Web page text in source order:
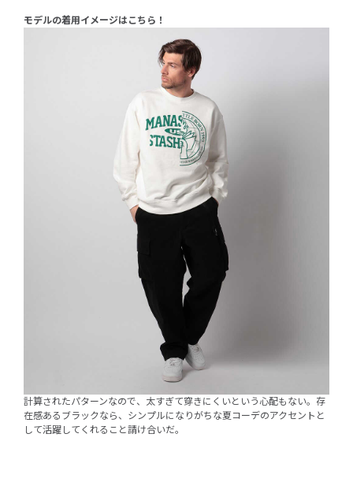
モデルの着用イメージはこちら！
計算されたパターンなので、太すぎて穿きにくいという心配もない。存
在感あるブラックなら、シンプルになりがちな夏コーデのアクセントと
して活躍してくれること請け合いだ。